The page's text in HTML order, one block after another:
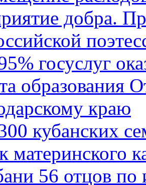
добра.
госуслуг
образования
краю
кубанских
материнского
56 отцов по